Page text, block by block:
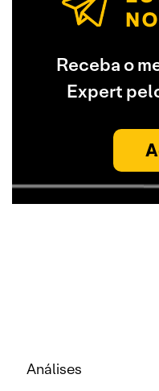
Receba o
Expert
Análises